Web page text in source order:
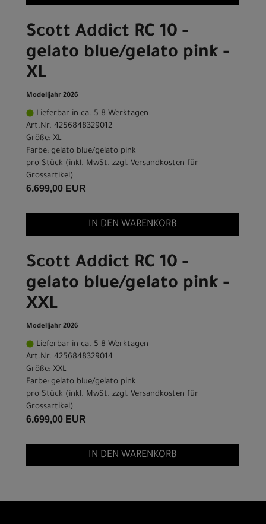
Scott Addict RC 10 -
gelato blue/gelato pink -
XL
Modelljahr 2026
Lieferbar in ca. 5-8 Werktagen
Art.Nr. 4256848329012
Größe: XL
Farbe: gelato blue/gelato pink
pro Stück (inkl. MwSt. zzgl. Versandkosten für
Grossartikel)
6.699,00 EUR
IN DEN WARENKORB
Scott Addict RC 10 -
gelato blue/gelato pink -
XXL
Modelljahr 2026
Lieferbar in ca. 5-8 Werktagen
Art.Nr. 4256848329014
Größe: XXL
Farbe: gelato blue/gelato pink
pro Stück (inkl. MwSt. zzgl. Versandkosten für
Grossartikel)
6.699,00 EUR
IN DEN WARENKORB